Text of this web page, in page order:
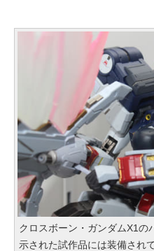
クロスボーン・ガンダムX1の
示された試作品には装備され